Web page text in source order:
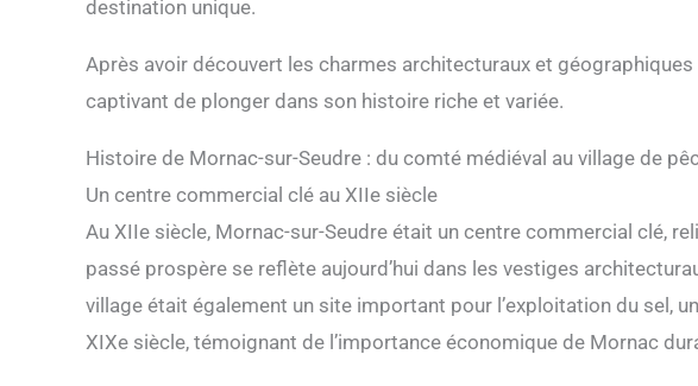
destination unique.
Après avoir découvert les charmes architecturaux et
captivant de plonger dans son histoire riche et variée.
Histoire de Mornac-sur-Seudre : du comté médiéval au village de
Un centre commercial clé au XIIe siècle
Au XIIe siècle, Mornac-sur-Seudre était un centre commercial clé,
passé prospère se reflète aujourd’hui dans les vestiges
village était également un site important pour l’exploitation du sel,
XIXe siècle, témoignant de l’importance économique de Mornac